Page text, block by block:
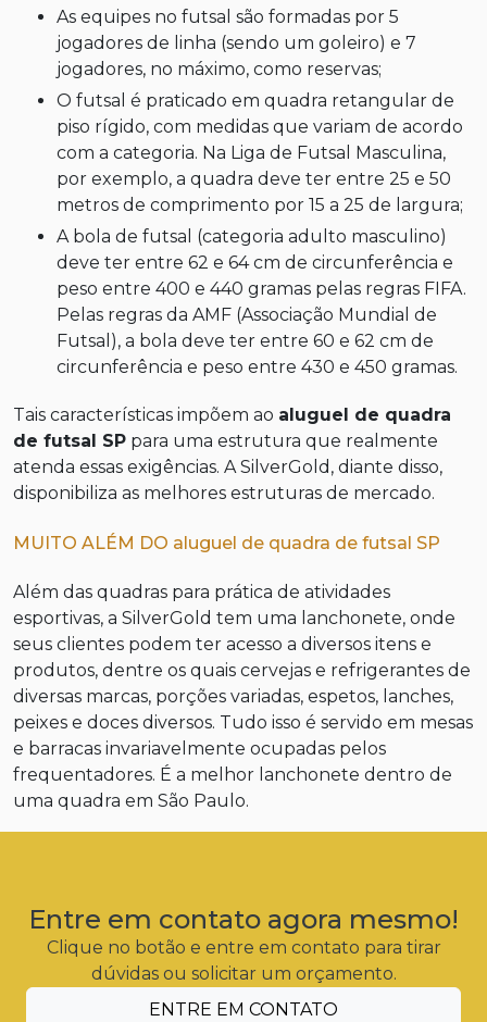
As equipes no futsal são formadas por 5
jogadores de linha (sendo um goleiro) e 7
jogadores, no máximo, como reservas;
O futsal é praticado em quadra retangular de
piso rígido, com medidas que variam de acordo
com a categoria. Na Liga de Futsal Masculina,
por exemplo, a quadra deve ter entre 25 e 50
metros de comprimento por 15 a 25 de largura;
A bola de futsal (categoria adulto masculino)
deve ter entre 62 e 64 cm de circunferência e
peso entre 400 e 440 gramas pelas regras FIFA.
Pelas regras da AMF (Associação Mundial de
Futsal), a bola deve ter entre 60 e 62 cm de
circunferência e peso entre 430 e 450 gramas.
Tais características impõem ao aluguel de quadra
de futsal SP para uma estrutura que realmente
atenda essas exigências. A SilverGold, diante disso,
disponibiliza as melhores estruturas de mercado.
MUITO ALÉM DO aluguel de quadra de futsal SP
Além das quadras para prática de atividades
esportivas, a SilverGold tem uma lanchonete, onde
seus clientes podem ter acesso a diversos itens e
produtos, dentre os quais cervejas e refrigerantes de
diversas marcas, porções variadas, espetos, lanches,
peixes e doces diversos. Tudo isso é servido em mesas
e barracas invariavelmente ocupadas pelos
frequentadores. É a melhor lanchonete dentro de
uma quadra em São Paulo.
Entre em contato agora mesmo!
Clique no botão e entre em contato para tirar
dúvidas ou solicitar um orçamento.
ENTRE EM CONTATO